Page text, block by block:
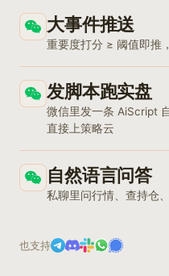
大事件推送
重要度打分 ≥ 阈值即推
发脚本跑实盘
微信里发一条 AiScript
直接上策略云
自然语言问答
私聊里问行情、查持仓
也支持